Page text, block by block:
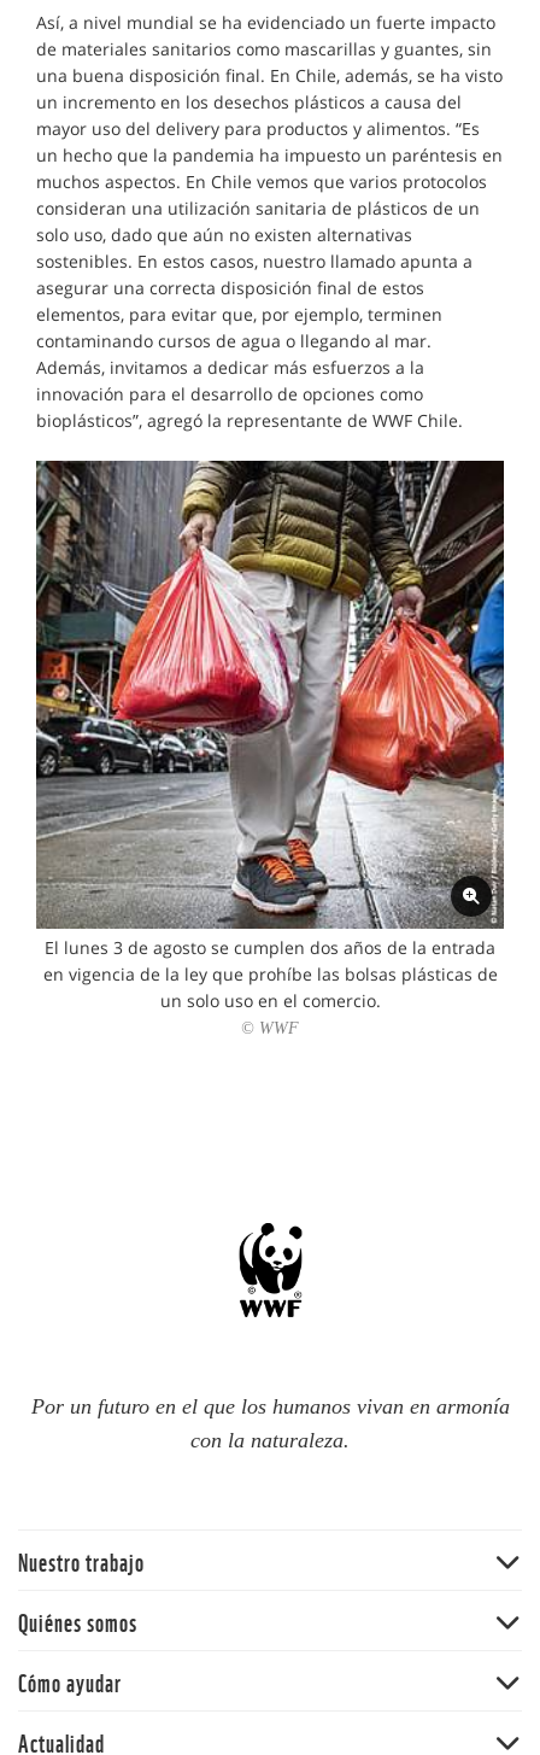
Así, a nivel mundial se ha evidenciado un fuerte impacto
de materiales sanitarios como mascarillas y guantes, sin
una buena disposición final. En Chile, además, se ha visto
un incremento en los desechos plásticos a causa del
mayor uso del delivery para productos y alimentos. “Es
un hecho que la pandemia ha impuesto un paréntesis en
muchos aspectos. En Chile vemos que varios protocolos
consideran una utilización sanitaria de plásticos de un
solo uso, dado que aún no existen alternativas
sostenibles. En estos casos, nuestro llamado apunta a
asegurar una correcta disposición final de estos
elementos, para evitar que, por ejemplo, terminen
contaminando cursos de agua o llegando al mar.
Además, invitamos a dedicar más esfuerzos a la
innovación para el desarrollo de opciones como
bioplásticos”, agregó la representante de WWF Chile.
El lunes 3 de agosto se cumplen dos años de la entrada
en vigencia de la ley que prohíbe las bolsas plásticas de
un solo uso en el comercio.
© WWF
Por un futuro en el que los humanos vivan en armonía
con la naturaleza.
Nuestro trabajo
Océanos
Cambio climático
Quiénes somos
WWF en el mundo
Equipo
Cómo ayudar
Actualidad